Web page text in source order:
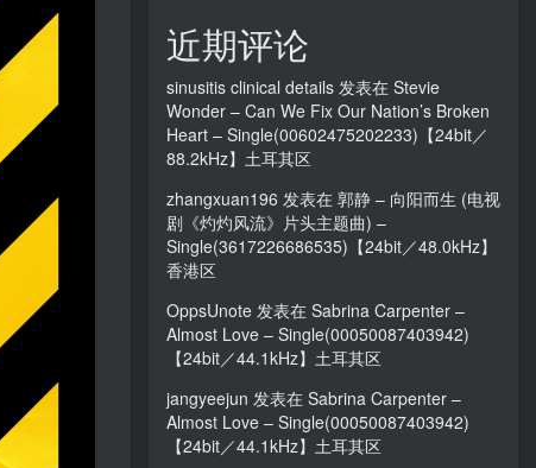
近期评论
sinusitis clinical details 发表在 Stevie
Wonder – Can We Fix Our Nation’s Broken
Heart – Single(00602475202233)【24bit／
88.2kHz】土耳其区
zhangxuan196 发表在 郭静 – 向阳而生 (电视
剧《灼灼风流》片头主题曲) –
Single(3617226686535)【24bit／48.0kHz】
香港区
OppsUnote 发表在 Sabrina Carpenter –
Almost Love – Single(00050087403942)
【24bit／44.1kHz】土耳其区
jangyeejun 发表在 Sabrina Carpenter –
Almost Love – Single(00050087403942)
【24bit／44.1kHz】土耳其区